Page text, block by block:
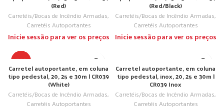
(Red)
Carretéis/Bocas de Incêndio Armadas,
Carretéis Autoportantes
Inicie sessão para ver os preços
(Red/Black)
Carretéis/Bocas de Incêndio Armadas,
Carretéis Autoportantes
Inicie sessão para ver os preços
TOP
Carretel autoportante, em coluna
tipo pedestal, 20, 25 e 30m | CR039
(White)
Carretéis/Bocas de Incêndio Armadas,
Carretéis Autoportantes
Carretel autoportante, em coluna
tipo pedestal, inox, 20, 25 e 30m |
CR039 Inox
Carretéis/Bocas de Incêndio Armadas,
Carretéis Autoportantes